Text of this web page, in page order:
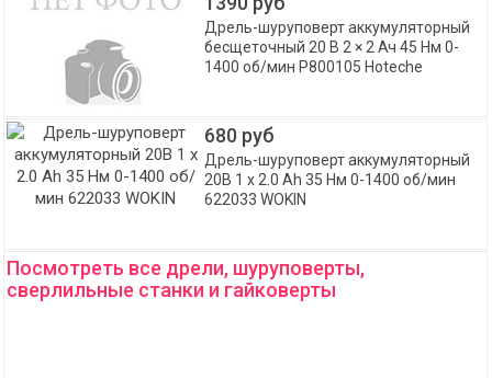
Дрель-шуруповерт аккумуляторный
бесщеточный 20 В 2 × 2 Ач 45 Нм 0-
1400 об/мин P800105 Hoteche
680 руб
Дрель-шуруповерт аккумуляторный
20В 1 x 2.0 Ah 35 Нм 0-1400 об/мин
622033 WOKIN
Посмотреть все дрели, шуруповерты,
сверлильные станки и гайковерты